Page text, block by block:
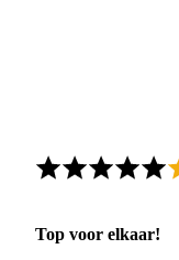
Top voor elkaar!